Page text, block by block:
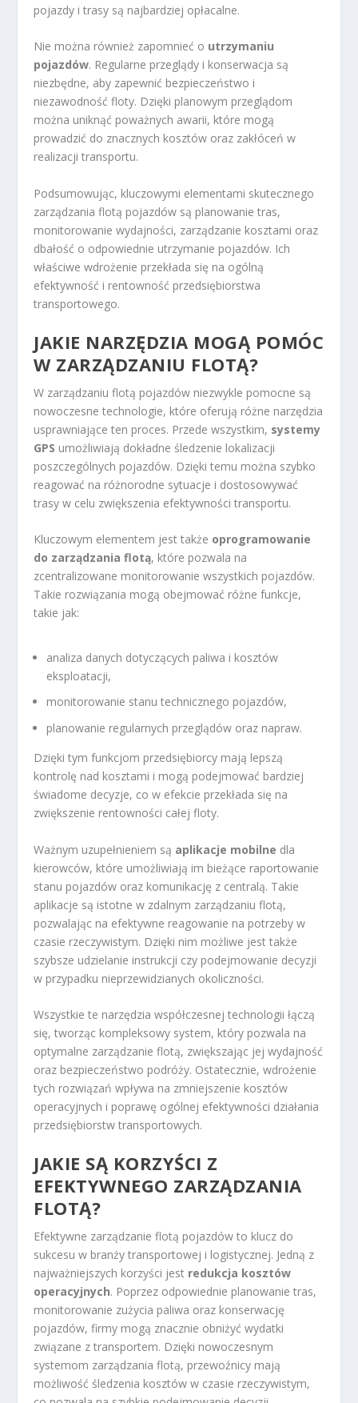
pojazdy i trasy są najbardziej opłacalne.
Nie można również zapomnieć o utrzymaniu
pojazdów. Regularne przeglądy i konserwacja są
niezbędne, aby zapewnić bezpieczeństwo i
niezawodność floty. Dzięki planowym przeglądom
można uniknąć poważnych awarii, które mogą
prowadzić do znacznych kosztów oraz zakłóceń w
realizacji transportu.
Podsumowując, kluczowymi elementami skutecznego
zarządzania flotą pojazdów są planowanie tras,
monitorowanie wydajności, zarządzanie kosztami oraz
dbałość o odpowiednie utrzymanie pojazdów. Ich
właściwe wdrożenie przekłada się na ogólną
efektywność i rentowność przedsiębiorstwa
transportowego.
JAKIE NARZĘDZIA MOGĄ POMÓC
W ZARZĄDZANIU FLOTĄ?
W zarządzaniu flotą pojazdów niezwykle pomocne są
nowoczesne technologie, które oferują różne narzędzia
usprawniające ten proces. Przede wszystkim, systemy
GPS umożliwiają dokładne śledzenie lokalizacji
poszczególnych pojazdów. Dzięki temu można szybko
reagować na różnorodne sytuacje i dostosowywać
trasy w celu zwiększenia efektywności transportu.
Kluczowym elementem jest także oprogramowanie
do zarządzania flotą, które pozwala na
zcentralizowane monitorowanie wszystkich pojazdów.
Takie rozwiązania mogą obejmować różne funkcje,
takie jak:
analiza danych dotyczących paliwa i kosztów
eksploatacji,
monitorowanie stanu technicznego pojazdów,
planowanie regularnych przeglądów oraz napraw.
Dzięki tym funkcjom przedsiębiorcy mają lepszą
kontrolę nad kosztami i mogą podejmować bardziej
świadome decyzje, co w efekcie przekłada się na
zwiększenie rentowności całej floty.
Ważnym uzupełnieniem są aplikacje mobilne dla
kierowców, które umożliwiają im bieżące raportowanie
stanu pojazdów oraz komunikację z centralą. Takie
aplikacje są istotne w zdalnym zarządzaniu flotą,
pozwalając na efektywne reagowanie na potrzeby w
czasie rzeczywistym. Dzięki nim możliwe jest także
szybsze udzielanie instrukcji czy podejmowanie decyzji
w przypadku nieprzewidzianych okoliczności.
Wszystkie te narzędzia współczesnej technologii łączą
się, tworząc kompleksowy system, który pozwala na
optymalne zarządzanie flotą, zwiększając jej wydajność
oraz bezpieczeństwo podróży. Ostatecznie, wdrożenie
tych rozwiązań wpływa na zmniejszenie kosztów
operacyjnych i poprawę ogólnej efektywności działania
przedsiębiorstw transportowych.
JAKIE SĄ KORZYŚCI Z
EFEKTYWNEGO ZARZĄDZANIA
FLOTĄ?
Efektywne zarządzanie flotą pojazdów to klucz do
sukcesu w branży transportowej i logistycznej. Jedną z
najważniejszych korzyści jest redukcja kosztów
operacyjnych. Poprzez odpowiednie planowanie tras,
monitorowanie zużycia paliwa oraz konserwację
pojazdów, firmy mogą znacznie obniżyć wydatki
związane z transportem. Dzięki nowoczesnym
systemom zarządzania flotą, przewoźnicy mają
możliwość śledzenia kosztów w czasie rzeczywistym,